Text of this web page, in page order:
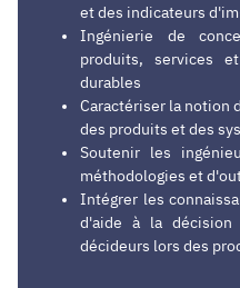
et des indicateurs
Ingénierie de
produits, services
durables
Caractériser la notion
des produits et des
Soutenir les
méthodologies et
Intégrer les
d'aide à la
décideurs lors des